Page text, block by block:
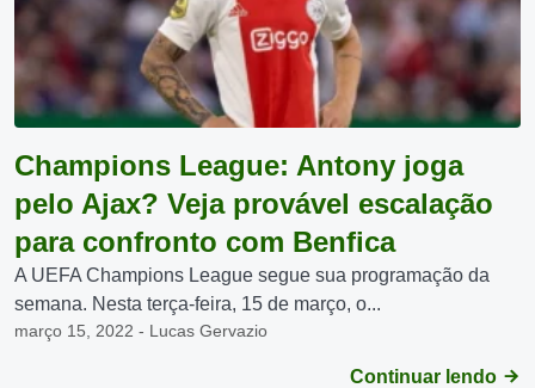
Champions League: Antony joga
pelo Ajax? Veja provável escalação
para confronto com Benfica
A UEFA Champions League segue sua programação da
semana. Nesta terça-feira, 15 de março, o...
março 15, 2022 - Lucas Gervazio
Continuar lendo